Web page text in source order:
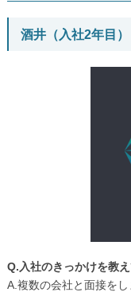
酒井（入社2年目）
Q.入社のきっかけを教え
A.複数の会社と面接を